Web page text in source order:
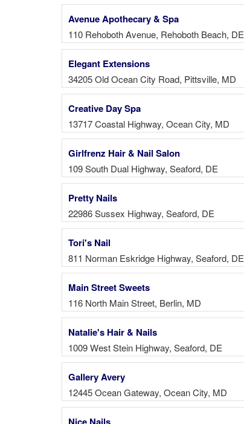
Avenue Apothecary & Spa
110 Rehoboth Avenue, Rehoboth Beach, DE
Elegant Extensions
34205 Old Ocean City Road, Pittsville, MD
Creative Day Spa
13717 Coastal Highway, Ocean City, MD
Girlfrenz Hair & Nail Salon
109 South Dual Highway, Seaford, DE
Pretty Nails
22986 Sussex Highway, Seaford, DE
Tori's Nail
811 Norman Eskridge Highway, Seaford, DE
Main Street Sweets
116 North Main Street, Berlin, MD
Natalie's Hair & Nails
1009 West Stein Highway, Seaford, DE
Gallery Avery
12445 Ocean Gateway, Ocean City, MD